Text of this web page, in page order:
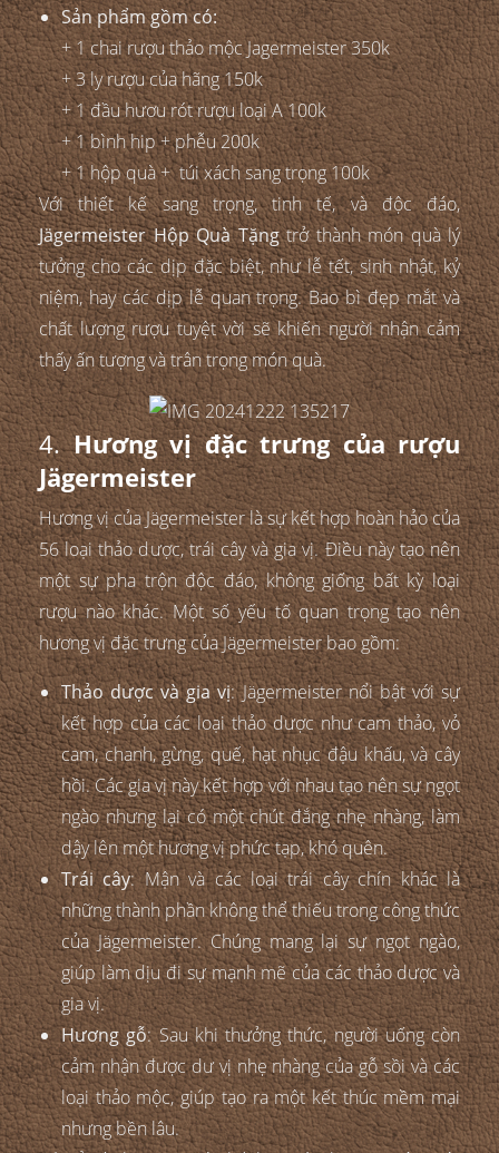
Sản phẩm gồm có:
+ 1 chai rượu thảo mộc Jagermeister 350k
+ 3 ly rượu của hãng 150k
+ 1 đầu hươu rót rượu loại A 100k
+ 1 bình hip + phễu 200k
+ 1 hộp quà + túi xách sang trọng 100k
Với thiết kế sang trọng, tinh tế, và độc đáo,
Jägermeister Hộp Quà Tặngtrở thành món quà lý
tưởng cho các dịp đặc biệt, như lễ tết, sinh nhật, kỷ
niệm, hay các dịp lễ quan trọng. Bao bì đẹp mắt và
chất lượng rượu tuyệt vời sẽ khiến người nhận cảm
thấy ấn tượng và trân trọng món quà.
4.Hương vị đặc trưng của rượu
Jägermeister
Hương vị của Jägermeister là sự kết hợp hoàn hảo của
56 loại thảo dược, trái cây và gia vị. Điều này tạo nên
một sự pha trộn độc đáo, không giống bất kỳ loại
rượu nào khác. Một số yếu tố quan trọng tạo nên
hương vị đặc trưng của Jägermeister bao gồm:
Thảo dược và gia vị: Jägermeister nổi bật với sự
kết hợp của các loại thảo dược như cam thảo, vỏ
cam, chanh, gừng, quế, hạt nhục đậu khấu, và cây
hồi. Các gia vị này kết hợp với nhau tạo nên sự ngọt
ngào nhưng lại có một chút đắng nhẹ nhàng, làm
dậy lên một hương vị phức tạp, khó quên.
Trái cây: Mận và các loại trái cây chín khác là
những thành phần không thể thiếu trong công thức
của Jägermeister. Chúng mang lại sự ngọt ngào,
giúp làm dịu đi sự mạnh mẽ của các thảo dược và
gia vị.
Hương gỗ: Sau khi thưởng thức, người uống còn
cảm nhận được dư vị nhẹ nhàng của gỗ sồi và các
loại thảo mộc, giúp tạo ra một kết thúc mềm mại
nhưng bền lâu.